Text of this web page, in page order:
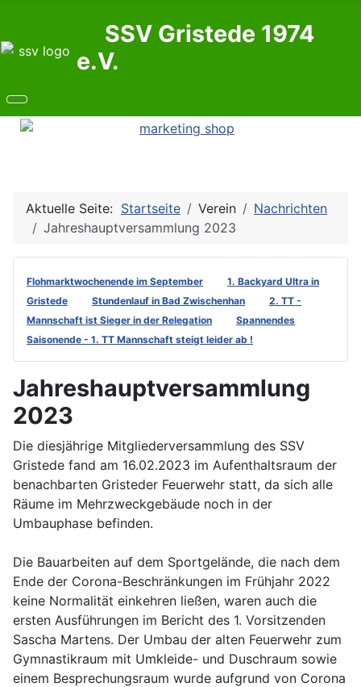
SSV Gristede 1974
e.V.
Aktuelle Seite: Startseite Verein
Nachrichten
Jahreshauptversammlung 2023
Flohmarktwochenende im September
1. Backyard Ultra in
Gristede
Stundenlauf in Bad Zwischenhan
2. TT -
Mannschaft ist Sieger in der Relegation
Spannendes
Saisonende - 1. TT Mannschaft steigt leider ab !
Jahreshauptversammlung
2023
Die diesjährige Mitgliederversammlung des SSV
Gristede fand am 16.02.2023 im Aufenthaltsraum der
benachbarten Gristeder Feuerwehr statt, da sich alle
Räume im Mehrzweckgebäude noch in der
Umbauphase befinden.
Die Bauarbeiten auf dem Sportgelände, die nach dem
Ende der Corona-Beschränkungen im Frühjahr 2022
keine Normalität einkehren ließen, waren auch die
ersten Ausführungen im Bericht des 1. Vorsitzenden
Sascha Martens. Der Umbau der alten Feuerwehr zum
Gymnastikraum mit Umkleide- und Duschraum sowie
einem Besprechungsraum wurde aufgrund von Corona